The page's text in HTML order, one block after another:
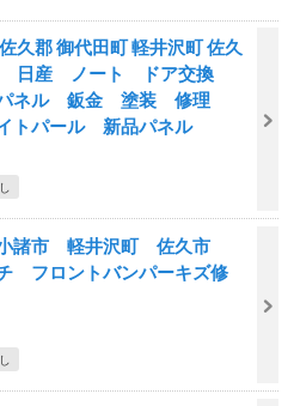
佐久郡 御代田町 軽井沢町 佐久
日産 ノート ドア交換
パネル 鈑金 塗装 修理
トパール 新品パネル
諸市 軽井沢町 佐久市
フロントバンパーキズ修